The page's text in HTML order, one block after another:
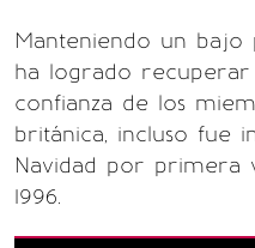
Manteniendo un bajo
ha logrado
confianza de los
británica, incluso fue
Navidad por primera
1996.